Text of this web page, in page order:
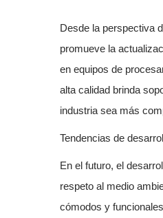
Desde la perspectiva
promueve la
en equipos de
alta calidad brinda
industria sea más
Tendencias de
En el futuro, el
respeto al medio
cómodos y